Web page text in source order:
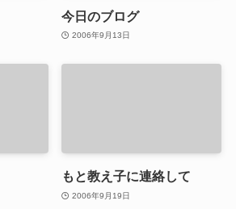
今日のブログ
2006年9月13日
もと教え子に連絡して
2006年9月19日